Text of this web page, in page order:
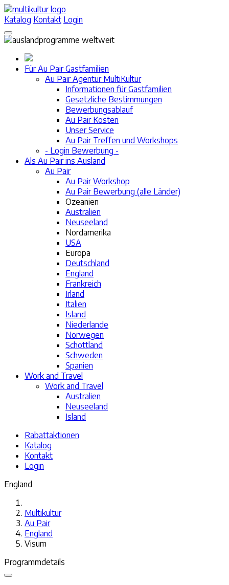
Katalog Kontakt Login
Für Au Pair Gastfamilien
Au Pair Agentur MultiKultur
Informationen für Gastfamilien
Gesetzliche Bestimmungen
Bewerbungsablauf
Au Pair Kosten
Unser Service
Au Pair Treffen und Workshops
- Login Bewerbung -
Als Au Pair ins Ausland
Au Pair
Au Pair Workshop
Au Pair Bewerbung (alle Länder)
Ozeanien
Australien
Neuseeland
Nordamerika
USA
Europa
Deutschland
England
Frankreich
Irland
Italien
Island
Niederlande
Norwegen
Schottland
Schweden
Spanien
Work and Travel
Work and Travel
Australien
Neuseeland
Island
Rabattaktionen
Katalog
Kontakt
Login
England
Multikultur
Au Pair
England
Visum
Programmdetails